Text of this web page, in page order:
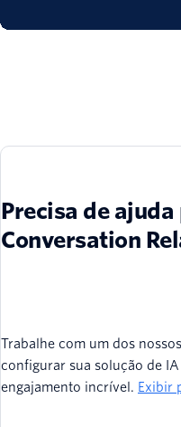
Precisa de
Conversation
Trabalhe com um dos
configurar sua solução de
engajamento incrível. Exibir